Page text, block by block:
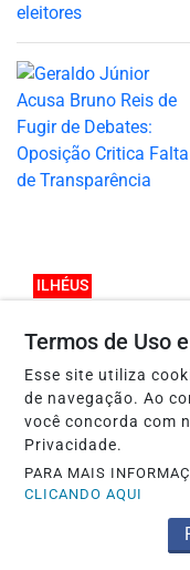
+Lidas
ILHÉUS
ELEIÇÕES 2026
Convenção do
Bastidores do
a...
Termos de Uso
Esse site utiliza
de navegação. Ao
você concorda com
Privacidade.
PARA MAIS
CLICANDO AQUI